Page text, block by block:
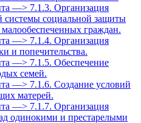
—> 7.1.3. Организация
системы социальной защиты
граждан.
—> 7.1.4. Организация
и попечительства.
—> 7.1.5. Обеспечение
семей.
—> 7.1.6. Создание условий
матерей.
—> 7.1.7. Организация
одинокими и престарелыми